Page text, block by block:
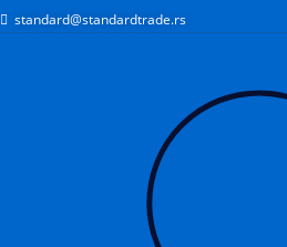
standard@standardtrade.rs